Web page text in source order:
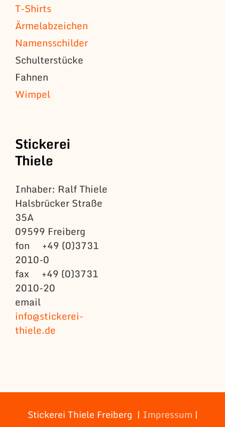
T-Shirts
Ärmelabzeichen
Namensschilder
Schulterstücke
Fahnen
Wimpel
Stickerei
Thiele
Inhaber: Ralf Thiele
Halsbrücker Straße
35A
09599 Freiberg
fon +49 (0)3731
2010-0
fax +49 (0)3731
2010-20
email
info@stickerei-
thiele.de
Stickerei Thiele Freiberg | Impressum |